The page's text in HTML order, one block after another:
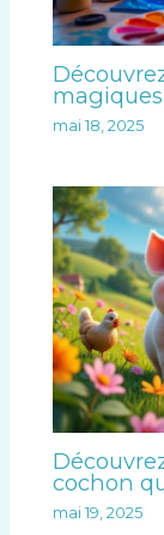
magiques
mai 18, 2025
cochon
mai 19, 2025